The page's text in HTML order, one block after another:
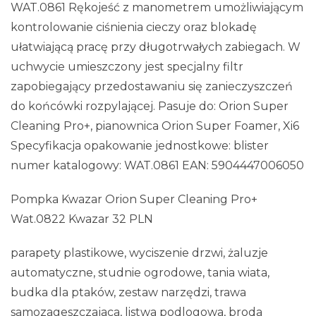
WAT.0861 Rękojeść z manometrem umożliwiającym
kontrolowanie ciśnienia cieczy oraz blokadę
ułatwiającą pracę przy długotrwałych zabiegach. W
uchwycie umieszczony jest specjalny filtr
zapobiegający przedostawaniu się zanieczyszczeń
do końcówki rozpylającej. Pasuje do: Orion Super
Cleaning Pro+, pianownica Orion Super Foamer, Xi6
Specyfikacja opakowanie jednostkowe: blister
numer katalogowy: WAT.0861 EAN: 5904447006050
Pompka Kwazar Orion Super Cleaning Pro+
Wat.0822 Kwazar 32 PLN
parapety plastikowe, wyciszenie drzwi, żaluzje
automatyczne, studnie ogrodowe, tania wiata,
budka dla ptaków, zestaw narzędzi, trawa
samozageszczajaca, listwa podlogowa, broda